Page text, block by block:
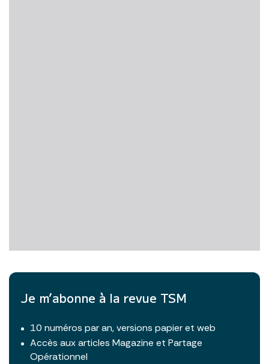
Je m’abonne à la revue TSM
10 numéros par an, versions papier et web
Accès aux articles Magazine et Partage
Opérationnel